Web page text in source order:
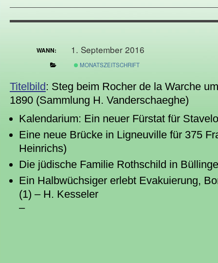
WANN: 1. September 2016
MONATSZEITSCHRIFT
Titelbild: Steg beim Rocher de la Warche um
1890 (Sammlung H. Vanderschaeghe)
Kalendarium: Ein neuer Fürstat für
Eine neue Brücke in Ligneuville für 375
Heinrichs)
Die jüdische Familie Rothschild in
Ein Halbwüchsiger erlebt Evakuierung,
(1) – H. Kesseler
–